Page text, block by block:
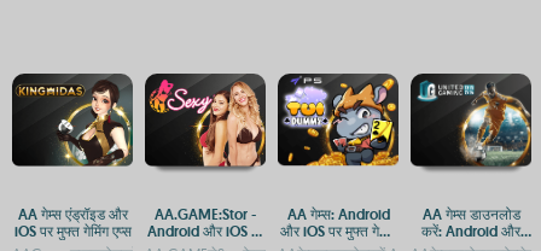
AA गेम्स एंड्रॉइड और
iOS पर मुफ्त गेमिंग एप्स
AA.GAME:Stor -
Android और iOS पर
AA गेम्स: Android
और iOS पर मुफ्त गेमिंग
AA गेम्स डाउनलोड
करें: Android और